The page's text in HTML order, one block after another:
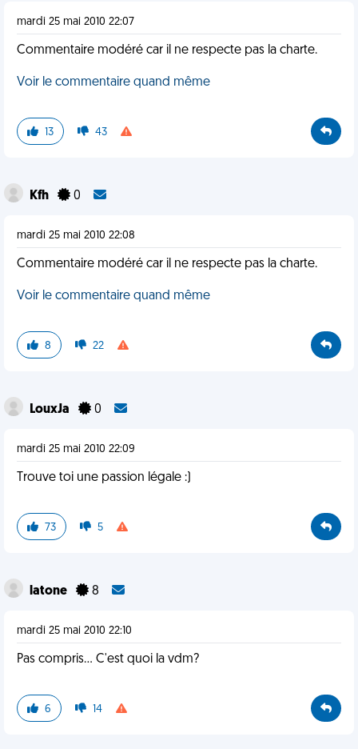
mardi 25 mai 2010 22:07
Commentaire modéré car il ne respecte pas la charte.
Voir le commentaire quand même
13 43
Kfh 0
mardi 25 mai 2010 22:08
Commentaire modéré car il ne respecte pas la charte.
Voir le commentaire quand même
8 22
LouxJa 0
mardi 25 mai 2010 22:09
Trouve toi une passion légale :)
73 5
latone 8
mardi 25 mai 2010 22:10
Pas compris... C'est quoi la vdm?
6 14